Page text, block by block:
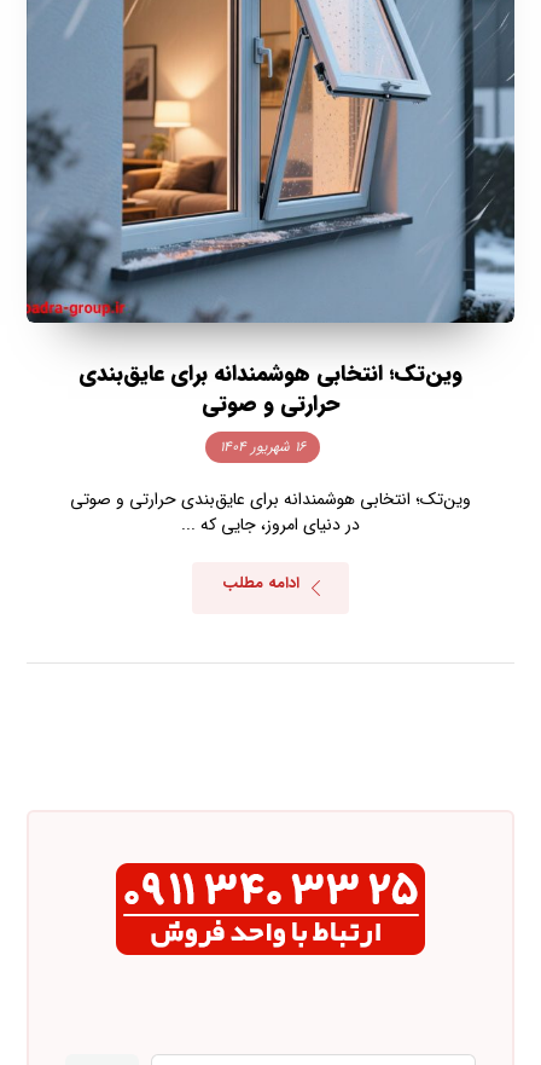
وین‌تک؛ انتخابی هوشمندانه برای عایق‌بندی
حرارتی و صوتی
۱۶ شهریور ۱۴۰۴
وین‌تک؛ انتخابی هوشمندانه برای عایق‌بندی حرارتی و صوتی
در دنیای امروز، جایی که ...
ادامه مطلب